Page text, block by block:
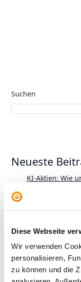
Diese Webseite
Wir verwenden
personalisieren,
zu können und die
Suchen
Neueste
KI-Aktien: Wie
Wer gewinnt?
KI im aktiven
und Wirklichkeit
Alles zur